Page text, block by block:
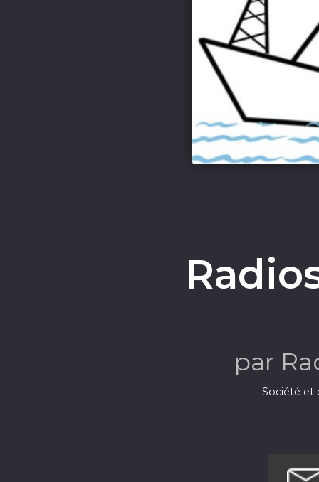
par
Société et